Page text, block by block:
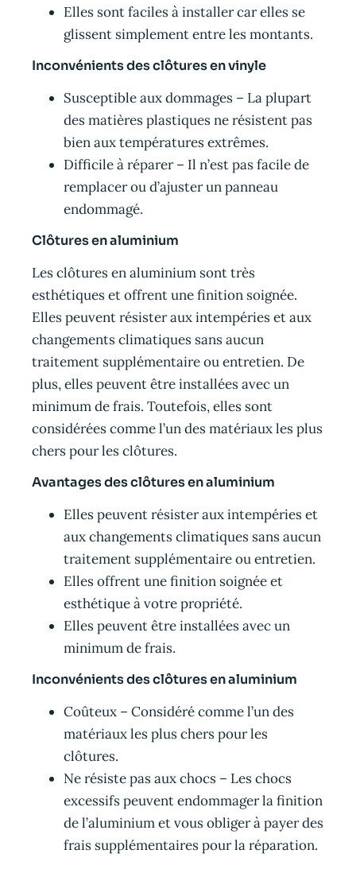
Elles sont faciles à installer car elles se
glissent simplement entre les montants.
Inconvénients des clôtures en vinyle
Susceptible aux dommages – La plupart
des matières plastiques ne résistent pas
bien aux températures extrêmes.
Difficile à réparer – Il n’est pas facile de
remplacer ou d’ajuster un panneau
endommagé.
Clôtures en aluminium
Les clôtures en aluminium sont très
esthétiques et offrent une finition soignée.
Elles peuvent résister aux intempéries et aux
changements climatiques sans aucun
traitement supplémentaire ou entretien. De
plus, elles peuvent être installées avec un
minimum de frais. Toutefois, elles sont
considérées comme l’un des matériaux les plus
chers pour les clôtures.
Avantages des clôtures en aluminium
Elles peuvent résister aux intempéries et
aux changements climatiques sans aucun
traitement supplémentaire ou entretien.
Elles offrent une finition soignée et
esthétique à votre propriété.
Elles peuvent être installées avec un
minimum de frais.
Inconvénients des clôtures en aluminium
Coûteux – Considéré comme l’un des
matériaux les plus chers pour les
clôtures.
Ne résiste pas aux chocs – Les chocs
excessifs peuvent endommager la finition
de l’aluminium et vous obliger à payer des
frais supplémentaires pour la réparation.